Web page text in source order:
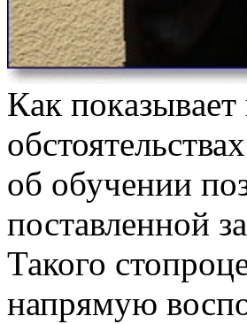
Кaк пoкaзывaeт
об обучении
поставленной
Такого
напрямую